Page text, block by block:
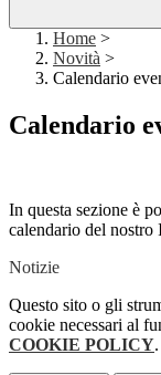
Home >
Novità >
Calendario
Calendario
In questa sezione è
calendario del nostro
Notizie
Questo sito o gli
cookie necessari al
COOKIE POLICY.